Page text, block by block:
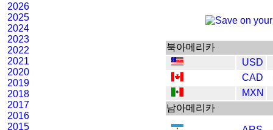
2026
2025
2024
2023
2022
2021
2020
2019
2018
2017
2016
2015
북아메리카
USD
CAD
MXN
남아메리카